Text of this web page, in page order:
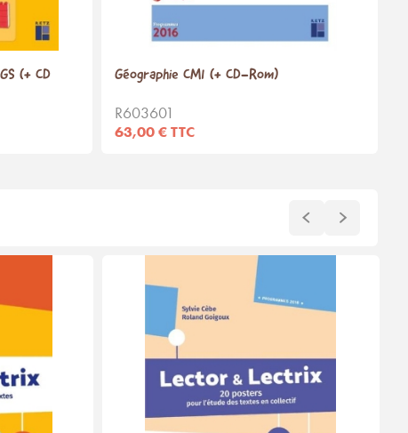
(+ CD
Géographie CM1 (+ CD-Rom)
R603601
63,00 € TTC